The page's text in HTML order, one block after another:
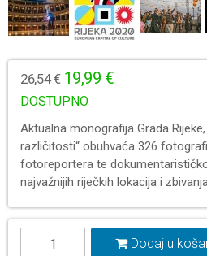
26,54 € 19,99 €
DOSTUPNO
Aktualna monografija Grada
različitosti“ obuhvaća 326
fotoreportera te
najvažnijih riječkih lokacija i
Dodaj u